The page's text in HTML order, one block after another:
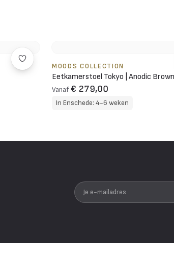
MOODS COLLECTION
Eetkamerstoel Tokyo | Anodic Brown
Vanaf € 279,00
In Enschede: 4-6 weken
Je e-mailadres